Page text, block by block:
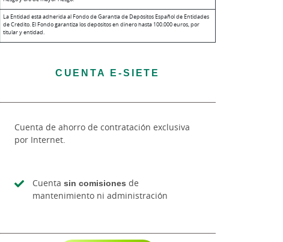
La Entidad está adherida al Fondo de Garantía de Depósitos Español de Entidades
de Crédito. El Fondo garantiza los depósitos en dinero hasta 100.000 euros, por
titular y entidad.
CUENTA E-SIETE
Cuenta de ahorro de contratación exclusiva
por Internet.
Cuenta sin comisiones de
mantenimiento ni administración